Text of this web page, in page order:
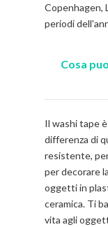
Copenhagen,
periodi
Cosa
Il washi tape
differenza di
resistente,
per decorare
oggetti in
ceramica. Ti
vita agli